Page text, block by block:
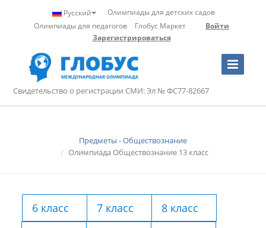
Русский
Олимпиады для детских садов
Олимпиады для педагогов
Глобус Маркет
Войти
Зарегистрироваться
Toggle
Navigation
Свидетельство о регистрации СМИ: Эл № ФС77-82667
Предметы - Обществознание
Олимпиада Обществознание 13 класс
6 класс 7 класс
8 класс